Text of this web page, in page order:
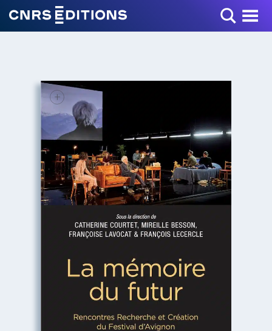
Toggle Menu
+